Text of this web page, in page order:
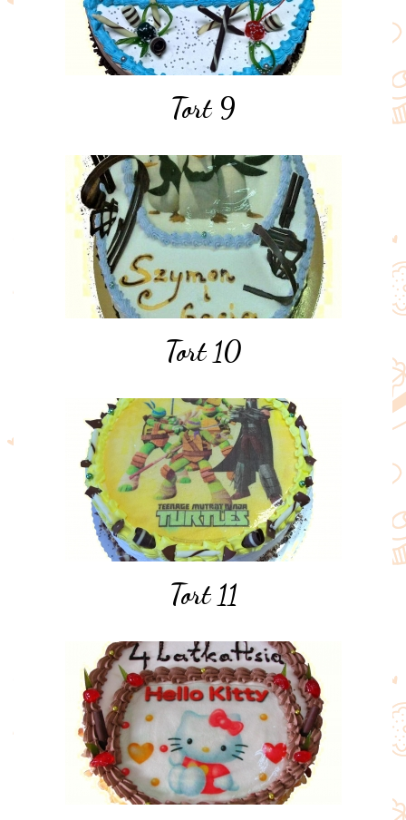
Tort 9
Tort 10
Tort 11